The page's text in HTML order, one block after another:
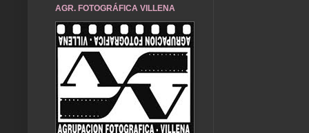
AGR. FOTOGRÁFICA VILLENA